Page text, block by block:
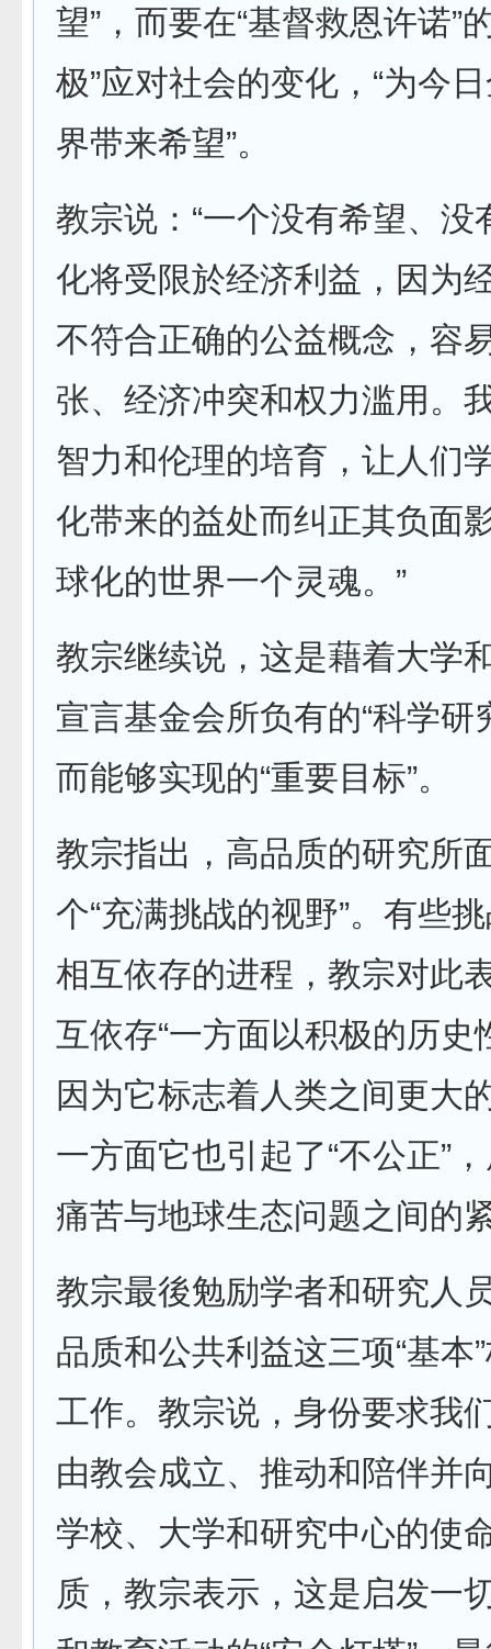
望”，而要在“基督救恩许诺”
极”应对社会的变化，“为今
界带来希望”。
教宗说：“一个没有希望、没
化将受限於经济利益，因为
不符合正确的公益概念，容
张、经济冲突和权力滥用。
智力和伦理的培育，让人们
化带来的益处而纠正其负面
球化的世界一个灵魂。”
教宗继续说，这是藉着大学
宣言基金会所负有的“科学研
而能够实现的“重要目标”。
教宗指出，高品质的研究所
个“充满挑战的视野”。有些
相互依存的进程，教宗对此
互依存“一方面以积极的历史
因为它标志着人类之间更大
一方面它也引起了“不公正”
痛苦与地球生态问题之间的
教宗最後勉励学者和研究人
品质和公共利益这三项“基本
工作。教宗说，身份要求我
由教会成立、推动和陪伴并
学校、大学和研究中心的使
质，教宗表示，这是启发一